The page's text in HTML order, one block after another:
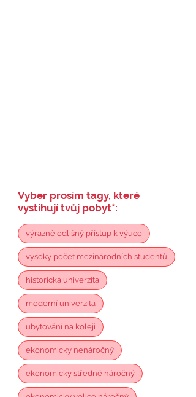
Vyber prosím tagy, které
vystihují tvůj pobyt*:
výrazně odlišný přístup k výuce
vysoký počet mezinárodních studentů
historická univerzita
moderní univerzita
ubytování na koleji
ekonomicky nenáročný
ekonomicky středně náročný